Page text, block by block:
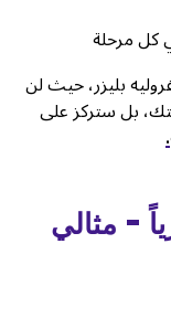
كل مرحلة
بليزر، حيث لن
بل ستركز على
.
- مثالي